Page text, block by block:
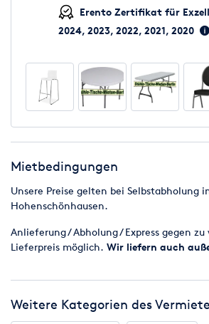
Beachten Sie auch unser weiteres
Anzeigen hier bei ERENTO.
Erento Zertifikat für
2024, 2023, 2022, 2021, 2020
Mietbedingungen
Unsere Preise gelten bei Selbstabholung
Hohenschönhausen.
Anlieferung / Abholung / Express gegen
Lieferpreis möglich. Wir liefern auch
Weitere Kategorien des